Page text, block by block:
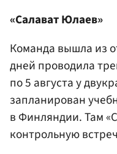
«Салават Юлаев»
Команда вышла из
дней проводила
по 5 августа у
запланирован
в Финляндии. Там
контрольную